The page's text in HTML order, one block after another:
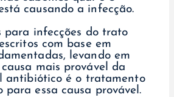
causando a infecção.
para infecções do trato
com base em
levando em
mais provável da
antibiótico é o tratamento
para essa causa provável.